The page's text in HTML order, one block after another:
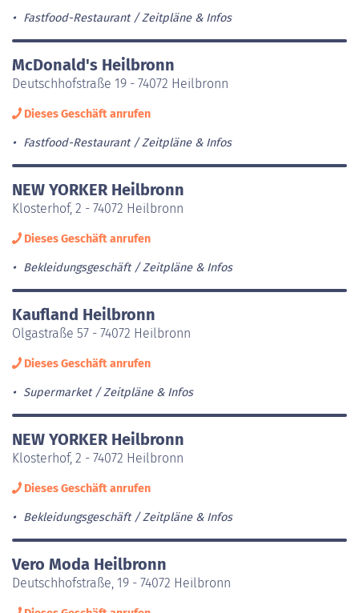
Fastfood-Restaurant Zeitpläne & Infos
McDonald's Heilbronn
Deutschhofstraße 19 - 74072 Heilbronn
Dieses Geschäft anrufen
Fastfood-Restaurant Zeitpläne & Infos
NEW YORKER Heilbronn
Klosterhof, 2 - 74072 Heilbronn
Dieses Geschäft anrufen
Bekleidungsgeschäft Zeitpläne & Infos
Kaufland Heilbronn
Olgastraße 57 - 74072 Heilbronn
Dieses Geschäft anrufen
Supermarket Zeitpläne & Infos
NEW YORKER Heilbronn
Klosterhof, 2 - 74072 Heilbronn
Dieses Geschäft anrufen
Bekleidungsgeschäft Zeitpläne & Infos
Vero Moda Heilbronn
Deutschhofstraße, 19 - 74072 Heilbronn